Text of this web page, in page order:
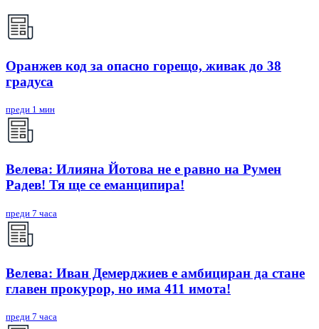
Оранжев код за опасно горещо, живак до 38
градуса
преди 1 мин
Велева: Илияна Йотова не е равно на Румен
Радев! Тя ще се еманципира!
преди 7 часа
Велева: Иван Демерджиев е амбициран да стане
главен прокурор, но има 411 имота!
преди 7 часа